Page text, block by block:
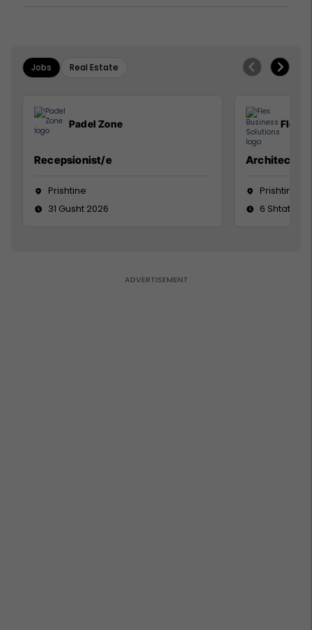
Jobs Real Estate
Padel Zone
Recepsionist/e
Prishtine
31 Gusht 2026
Flex
Architect
Prishtinë
6 Shtator